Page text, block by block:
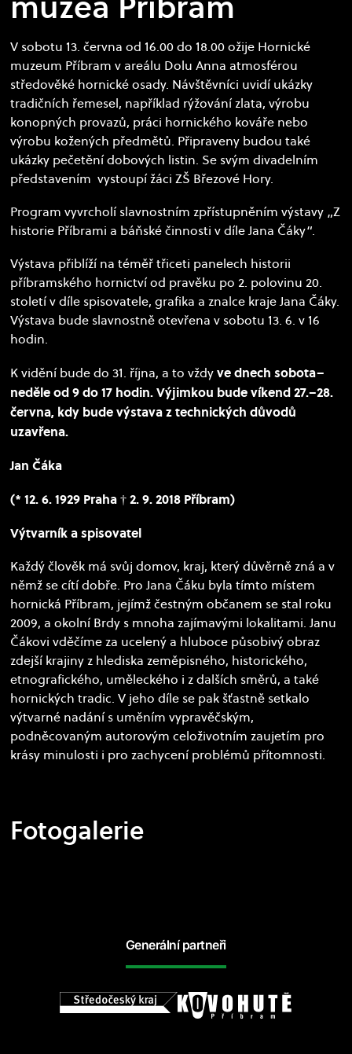
V sobotu 13. června od 16.00 do 18.00 ožije Hornické
muzeum Příbram v areálu Dolu Anna atmosférou
středověké hornické osady. Návštěvníci uvidí ukázky
tradičních řemesel, například rýžování zlata, výrobu
konopných provazů, práci hornického kováře nebo
výrobu kožených předmětů. Připraveny budou také
ukázky pečetění dobových listin. Se svým divadelním
představením vystoupí žáci ZŠ Březové Hory.
Program vyvrcholí slavnostním zpřístupněním výstavy „Z
historie Příbrami a báňské činnosti v díle Jana Čáky“.
Výstava přiblíží na téměř třiceti panelech historii
příbramského hornictví od pravěku po 2. polovinu 20.
století v díle spisovatele, grafika a znalce kraje Jana Čáky.
Výstava bude slavnostně otevřena v sobotu 13. 6. v 16
hodin.
K vidění bude do 31. října, a to vždyve dnech sobota–
neděle od 9 do 17 hodin. Výjimkou bude víkend 27.–28.
června, kdy bude výstava z technických důvodů
uzavřena.
Jan Čáka
(* 12. 6. 1929 Praha † 2. 9. 2018 Příbram)
Výtvarník a spisovatel
Každý člověk má svůj domov, kraj, který důvěrně zná a v
němž se cítí dobře. Pro Jana Čáku byla tímto místem
hornická Příbram, jejímž čestným občanem se stal roku
2009, a okolní Brdy s mnoha zajímavými lokalitami. Janu
Čákovi vděčíme za ucelený a hluboce působivý obraz
zdejší krajiny z hlediska zeměpisného, historického,
etnografického, uměleckého i z dalších směrů, a také
hornických tradic. V jeho díle se pak šťastně setkalo
výtvarné nadání s uměním vypravěčským,
podněcovaným autorovým celoživotním zaujetím pro
krásy minulosti i pro zachycení problémů přítomnosti.
Fotogalerie
Generální partneři